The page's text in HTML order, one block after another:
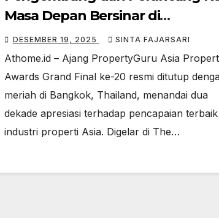
Masa Depan Bersinar di
PropertyGuru Asia Property
Awards Grand Final ke-20
DESEMBER 19, 2025 SINTA FAJARSARI
Athome.id – Ajang PropertyGuru Asia
Awards Grand Final ke-20 resmi ditutup
meriah di Bangkok, Thailand, menandai dua
dekade apresiasi terhadap pencapaian terbaik
industri properti Asia. Digelar di The…